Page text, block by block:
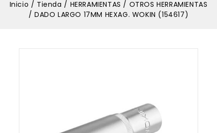
Inicio / Tienda / HERRAMIENTAS / OTROS HERRAMIENTAS
/ DADO LARGO 17MM HEXAG. WOKIN (154617)